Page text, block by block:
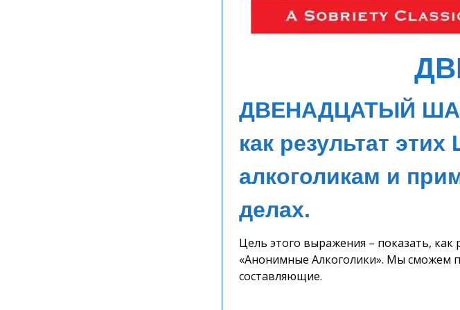
ДВЕНАДЦАТЫЙ ШАГ
как результат
алкоголикам и
делах.
Цель этого выражения – показать,
«Анонимные Алкоголики». Мы сможем
составляющие.